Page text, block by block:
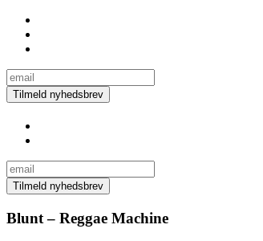
Blunt – Reggae Machine